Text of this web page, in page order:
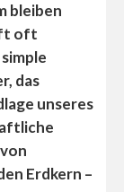
bleiben
oft
das
unseres
Erdkern –